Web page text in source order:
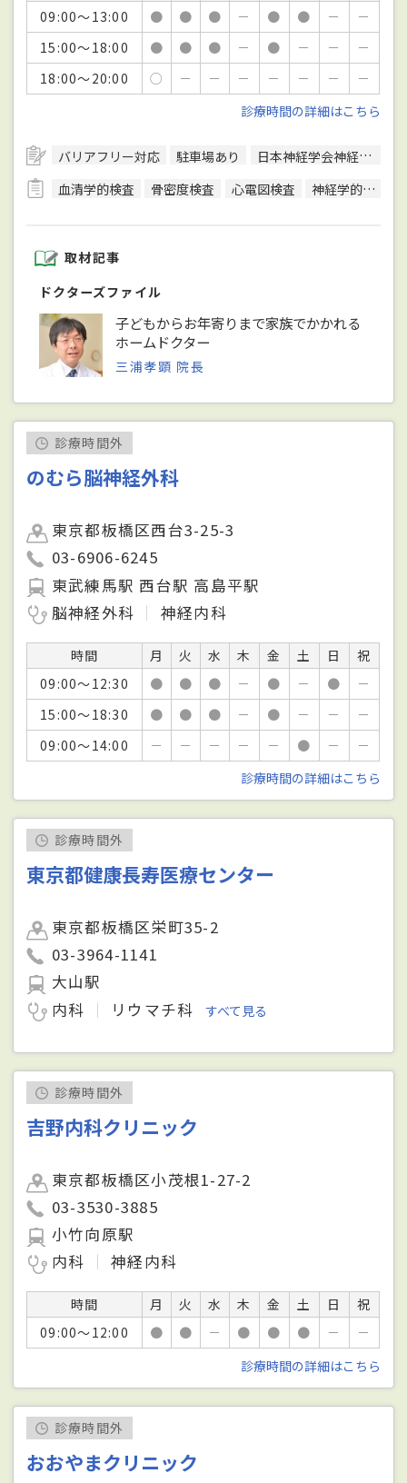
09:00～13:00
● ● ● － ● ● －
－
15:00～18:00
● ● ● － ● － －
－
18:00～20:00
○ － － － － － －
－
診療時間の詳細はこちら
バリアフリー対応 駐車場あり
日本神経学会神経内科専門医
血清学的検査
骨密度検査 心電図検査 神経学的検査
取材記事
ドクターズファイル
子どもからお年寄りまで家族でかかれる
ホームドクター
三浦孝顕 院長
診療時間外
のむら脳神経外科
東京都板橋区西台3-25-3
03-6906-6245
東武練馬駅 西台駅 高島平駅
脳神経外科
神経内科
時間 月 火 水 木 金 土 日
祝
09:00～12:30
● ● ● － ● － ●
－
15:00～18:30
● ● ● － ● － －
－
09:00～14:00
－ － － － － ● －
－
診療時間の詳細はこちら
診療時間外
東京都健康長寿医療センター
東京都板橋区栄町35-2
03-3964-1141
大山駅
内科
リウマチ科 すべて見る
診療時間外
吉野内科クリニック
東京都板橋区小茂根1-27-2
03-3530-3885
小竹向原駅
内科
神経内科
時間 月 火 水 木 金 土 日
祝
09:00～12:00
● ● － ● ● ● －
－
診療時間の詳細はこちら
診療時間外
おおやまクリニック